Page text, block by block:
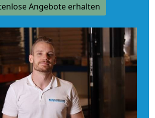
Angebote erhalten